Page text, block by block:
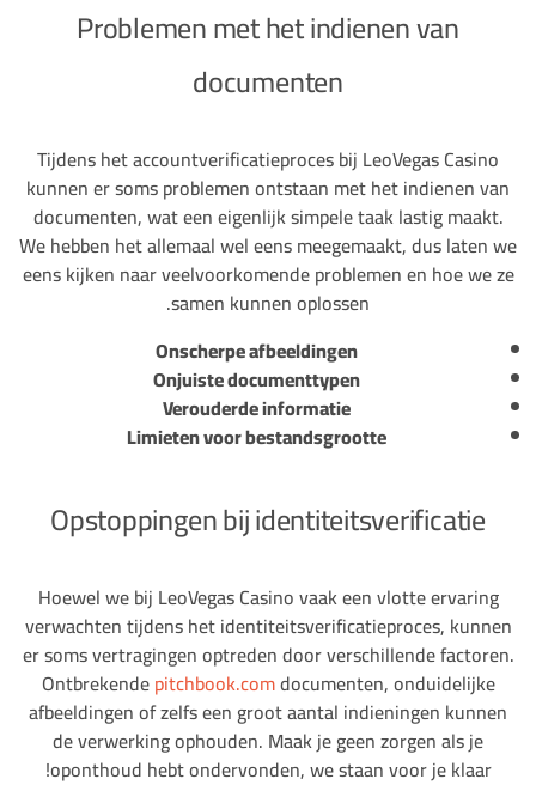
Problemen met het indienen van
documenten
Tijdens het accountverificatieproces bij LeoVegas Casino
kunnen er soms problemen ontstaan met het indienen van
documenten, wat een eigenlijk simpele taak lastig maakt.
We hebben het allemaal wel eens meegemaakt, dus laten we
eens kijken naar veelvoorkomende problemen en hoe we ze
samen kunnen oplossen.
Onscherpe afbeeldingen
Onjuiste documenttypen
Verouderde informatie
Limieten voor bestandsgrootte
Opstoppingen bij identiteitsverificatie
Hoewel we bij LeoVegas Casino vaak een vlotte ervaring
verwachten tijdens het identiteitsverificatieproces, kunnen
er soms vertragingen optreden door verschillende factoren.
Ontbrekendepitchbook.comdocumenten, onduidelijke
afbeeldingen of zelfs een groot aantal indieningen kunnen
de verwerking ophouden. Maak je geen zorgen als je
oponthoud hebt ondervonden, we staan voor je klaar!